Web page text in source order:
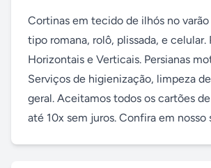
Cortinas em tecido de ilhós no
tipo romana, rolô, plissada, e celular.
Horizontais e Verticais. Persianas
Serviços de higienização, limpeza
geral. Aceitamos todos os cartões
até 10x sem juros. Confira em nosso